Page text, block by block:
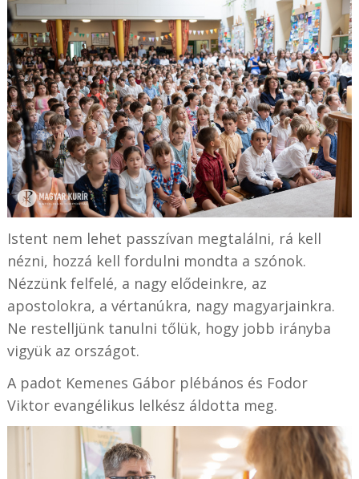
Istent nem lehet passzívan megtalálni, rá kell
nézni, hozzá kell fordulni mondta a szónok.
Nézzünk felfelé, a nagy elődeinkre, az
apostolokra, a vértanúkra, nagy magyarjainkra.
Ne restelljünk tanulni tőlük, hogy jobb irányba
vigyük az országot.
A padot Kemenes Gábor plébános és Fodor
Viktor evangélikus lelkész áldotta meg.